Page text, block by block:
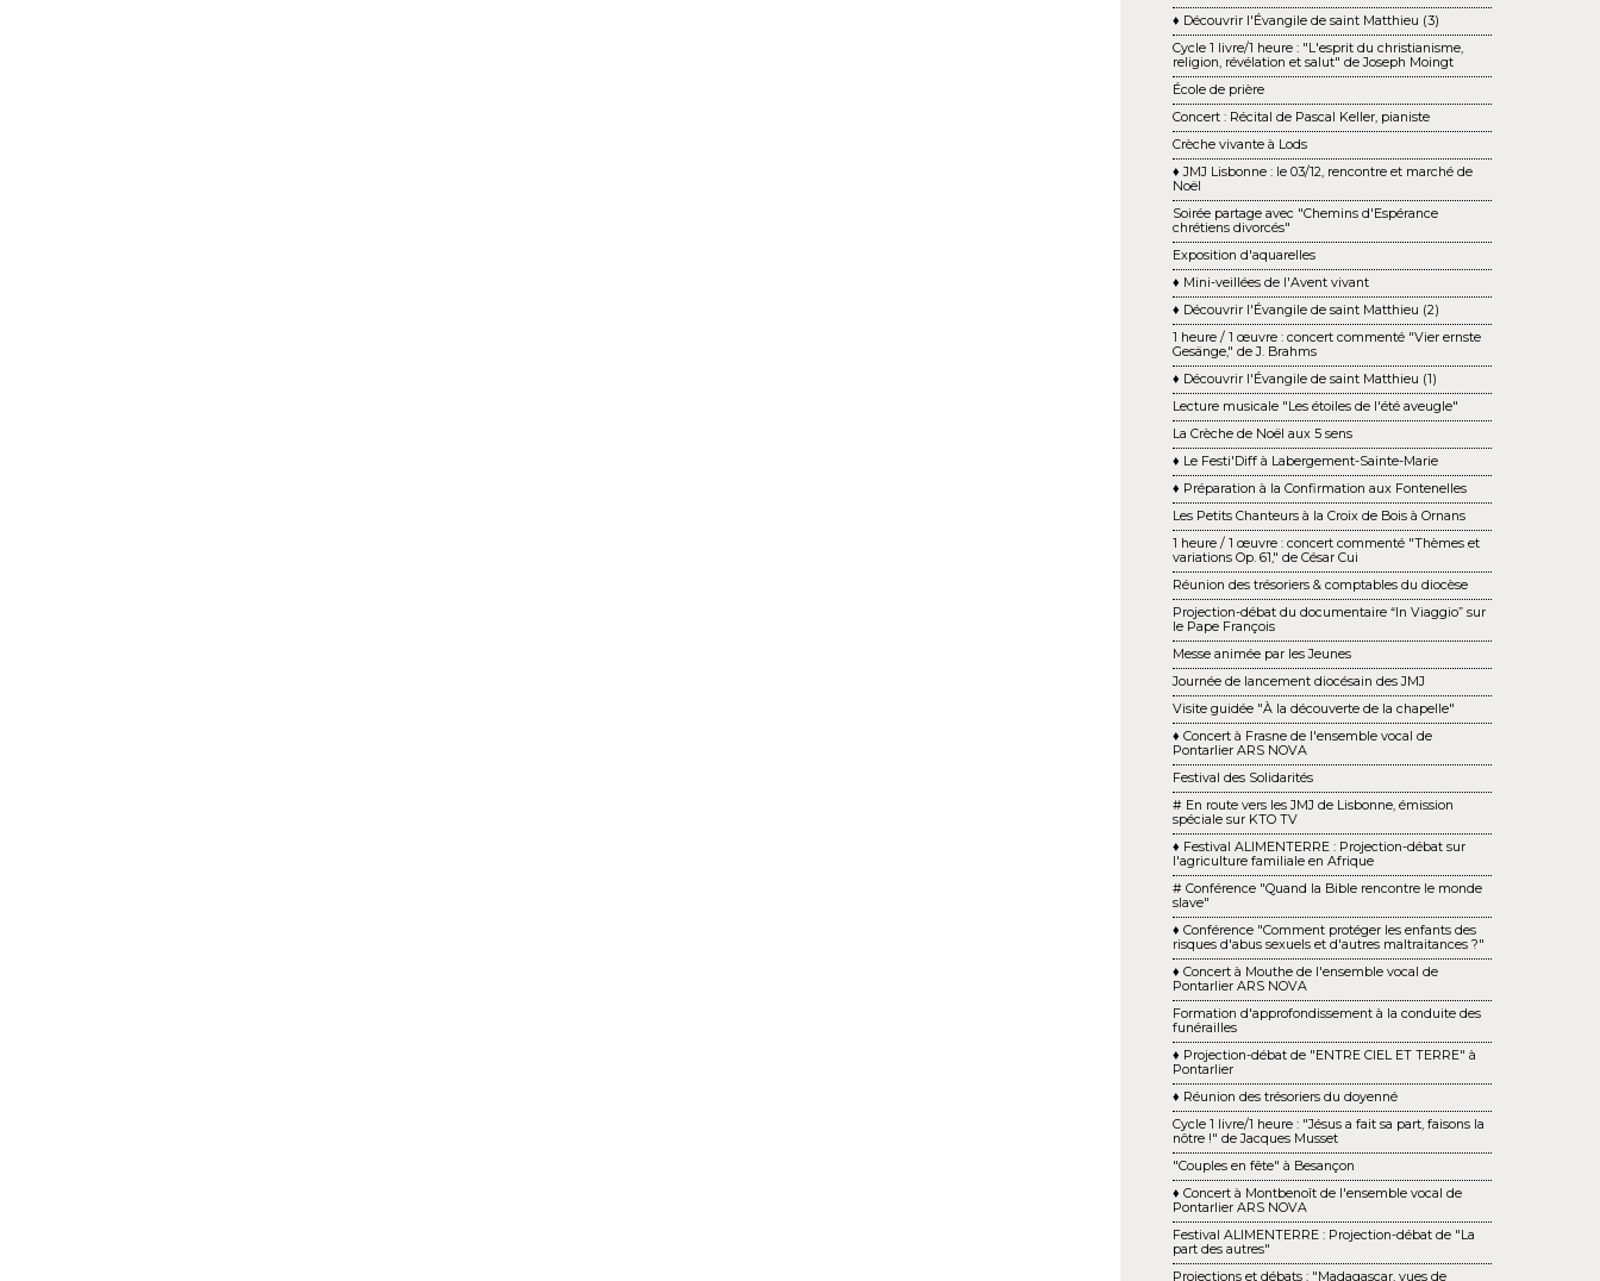
♦ Découvrir l'Évangile de saint Matthieu (3)
Cycle 1 livre/1 heure : "L'esprit du christianisme,
religion, révélation et salut" de Joseph Moingt
École de prière
Concert : Récital de Pascal Keller, pianiste
Crèche vivante à Lods
♦ JMJ Lisbonne : le 03/12, rencontre et marché de
Noël
Soirée partage avec "Chemins d'Espérance
chrétiens divorcés"
Exposition d'aquarelles
♦ Mini-veillées de l'Avent vivant
♦ Découvrir l'Évangile de saint Matthieu (2)
1 heure / 1 œuvre : concert commenté "Vier ernste
Gesänge," de J. Brahms
♦ Découvrir l'Évangile de saint Matthieu (1)
Lecture musicale "Les étoiles de l'été aveugle"
La Crèche de Noël aux 5 sens
♦ Le Festi'Diff à Labergement-Sainte-Marie
♦ Préparation à la Confirmation aux Fontenelles
Les Petits Chanteurs à la Croix de Bois à Ornans
1 heure / 1 œuvre : concert commenté "Thèmes et
variations Op. 61," de César Cui
Réunion des trésoriers & comptables du diocèse
Projection-débat du documentaire “In Viaggio” sur
le Pape François
Messe animée par les Jeunes
Journée de lancement diocésain des JMJ
Visite guidée "À la découverte de la chapelle"
♦ Concert à Frasne de l'ensemble vocal de
Pontarlier ARS NOVA
Festival des Solidarités
# En route vers les JMJ de Lisbonne, émission
spéciale sur KTO TV
♦ Festival ALIMENTERRE : Projection-débat sur
l'agriculture familiale en Afrique
# Conférence "Quand la Bible rencontre le monde
slave"
♦ Conférence "Comment protéger les enfants des
risques d'abus sexuels et d'autres maltraitances ?"
♦ Concert à Mouthe de l'ensemble vocal de
Pontarlier ARS NOVA
Formation d'approfondissement à la conduite des
funérailles
♦ Projection-débat de "ENTRE CIEL ET TERRE" à
Pontarlier
♦ Réunion des trésoriers du doyenné
Cycle 1 livre/1 heure : "Jésus a fait sa part, faisons la
nôtre !" de Jacques Musset
"Couples en fête" à Besançon
♦ Concert à Montbenoît de l'ensemble vocal de
Pontarlier ARS NOVA
Festival ALIMENTERRE : Projection-débat de "La
part des autres"
Projections et débats : "Madagascar, vues de